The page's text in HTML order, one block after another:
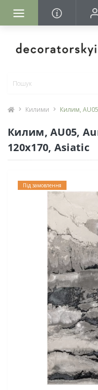
Килими Килим,
Килим, AU05,
120x170, Asiatic
Під замовлення